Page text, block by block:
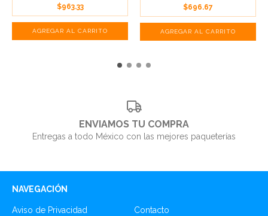
$963.33
$696.67
ENVIAMOS TU COMPRA
Entregas a todo México con las mejores paqueterías
NAVEGACIÓN
Aviso de Privacidad Contacto